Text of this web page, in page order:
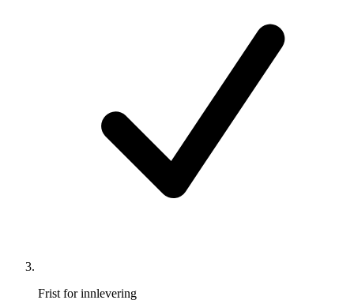
Frist for innlevering